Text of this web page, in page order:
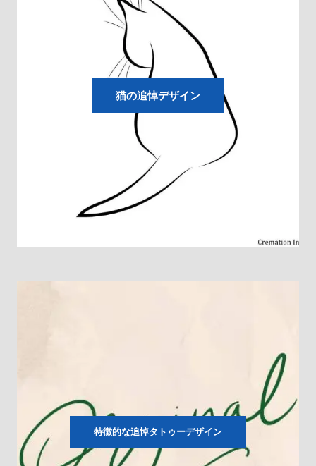
猫の追悼デザイン
特徴的な追悼タトゥーデザイン